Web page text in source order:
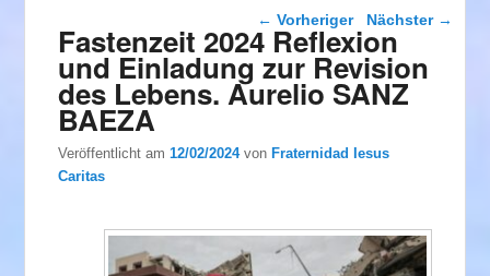
Beitragsnavigation
← Vorheriger Nächster →
Fastenzeit 2024 Reflexion
und Einladung zur Revision
des Lebens. Aurelio SANZ
BAEZA
Veröffentlicht am12/02/2024 vonFraternidad Iesus
Caritas